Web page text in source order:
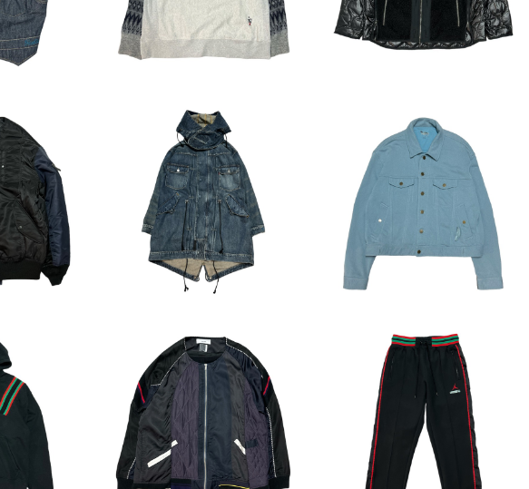
¥10,890
¥44,000
x AV
FACETASM x LEVIS Den
im Mods Coat
¥52,800
SOLD OUT
RIOT FACETASM Sweat
Jacket
¥22,000
SOLD OUT
B
Hoodie
FACETASM x Kohh Mix
Suka Jacket
¥63,800
SOLD OUT
FACETASM x JORDAN B
RAND Track Pants
¥16,500
SOLD OUT